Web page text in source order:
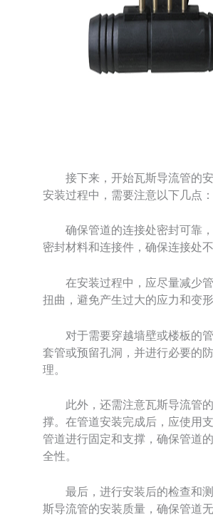
接下来，开始瓦斯导流管的安
安装过程中，需要注意以下几点：
确保管道的连接处密封可靠，
密封材料和连接件，确保连接处不
在安装过程中，应尽量减少管
扭曲，避免产生过大的应力和变形
对于需要穿越墙壁或楼板的管
套管或预留孔洞，并进行必要的
理。
此外，还需注意瓦斯导流管的
撑。在管道安装完成后，应使用
管道进行固定和支撑，确保管道
全性。
最后，进行安装后的检查和
斯导流管的安装质量，确保管道